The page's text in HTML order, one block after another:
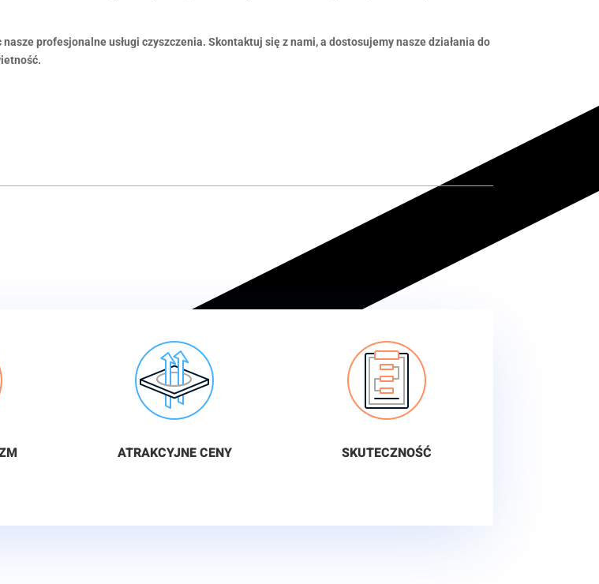
profesjonalne usługi czyszczenia. Skontaktuj się z nami, a dostosujemy nasze działania do
ATRAKCYJNE CENY SKUTECZNOŚĆ